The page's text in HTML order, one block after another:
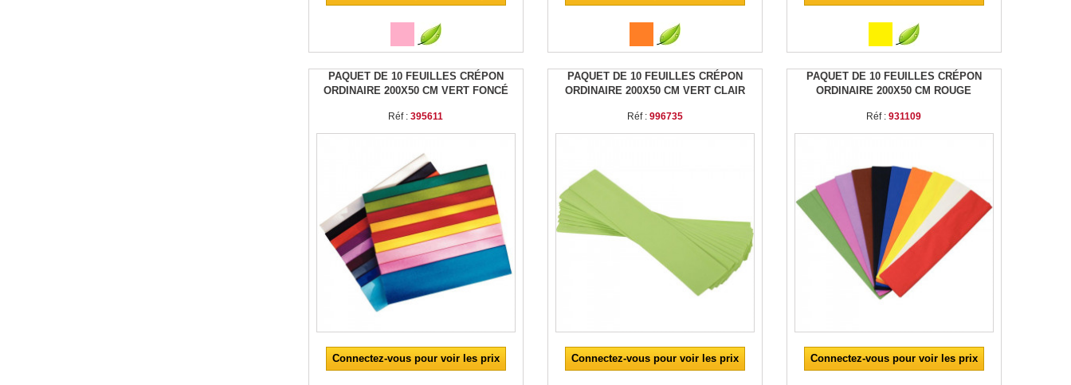
PAQUET DE 10 FEUILLES CRÉPON
ORDINAIRE 200X50 CM VERT FONCÉ
Réf :395611
Connectez-vous pour voir les prix
PAQUET DE 10 FEUILLES CRÉPON
ORDINAIRE 200X50 CM VERT CLAIR
Réf : 996735
Connectez-vous pour voir les prix
PAQUET DE 10 FEUILLES CRÉPON
ORDINAIRE 200X50 CM ROUGE
Réf :931109
Connectez-vous pour voir les prix